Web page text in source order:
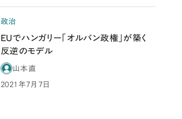
政治
EUでハンガリー「オルバン政権」が築く
反逆のモデル
山本直
2021年7月7日